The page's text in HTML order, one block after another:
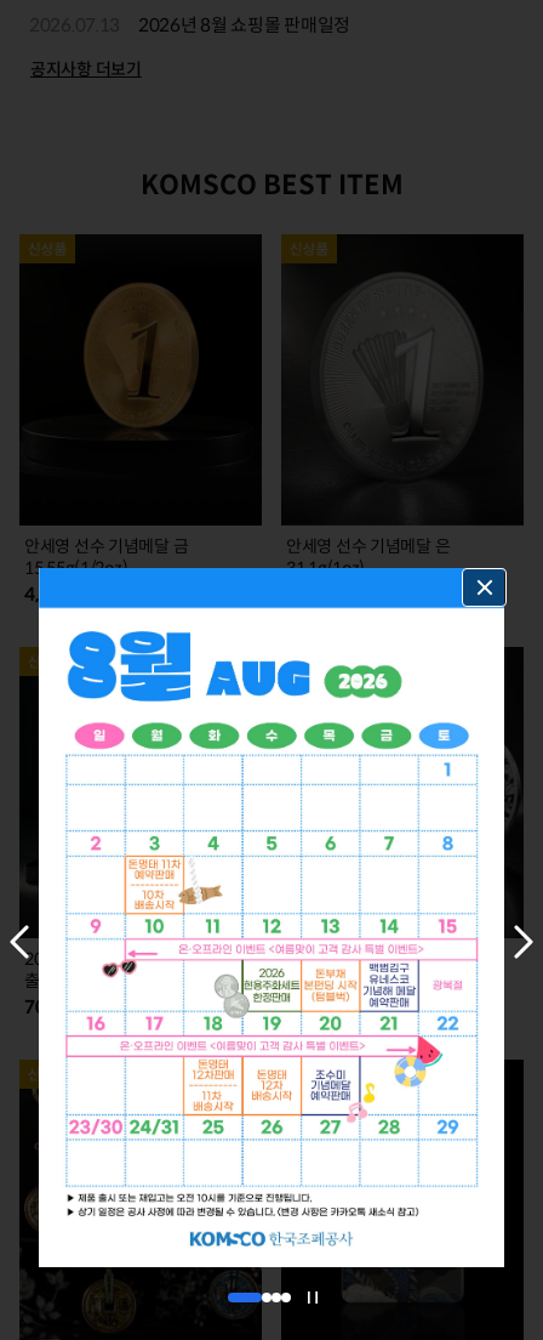
2026.07.13 2026년 8월 쇼핑몰 판매일정
공지사항 더보기
KOMSCO BEST ITEM
안세영 선수 기념메달 금
15.55g(1/2oz)
4,785,000
안세영 선수 기념메달 은
31.1g(1oz)
2026 KLPGA 카드형 실버 (7.2.
출고)
70,000
2026 KLPGA 기념 은메달 (7.2.
출고)
350,000
이
전
슬
이
드
다
이
1 234
자